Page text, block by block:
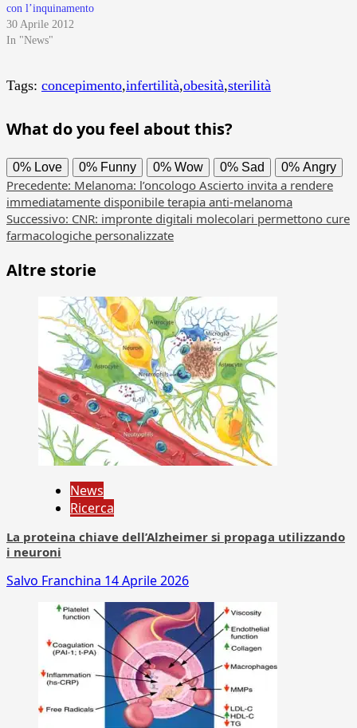
con l’inquinamento
30 Aprile 2012
In "News"
Tags: concepimento,infertilità,obesità,sterilità
What do you feel about this?
0% Love 0% Funny 0% Wow 0% Sad 0% Angry
Navigazione
articolo
Precedente: Melanoma: l’oncologo Ascierto invita a rendere
immediatamente disponibile terapia anti-melanoma
Successivo: CNR: impronte digitali molecolari permettono cure
farmacologiche personalizzate
Altre storie
News
Ricerca
La proteina chiave dell’Alzheimer si propaga utilizzando
i neuroni
Salvo Franchina 14 Aprile 2026